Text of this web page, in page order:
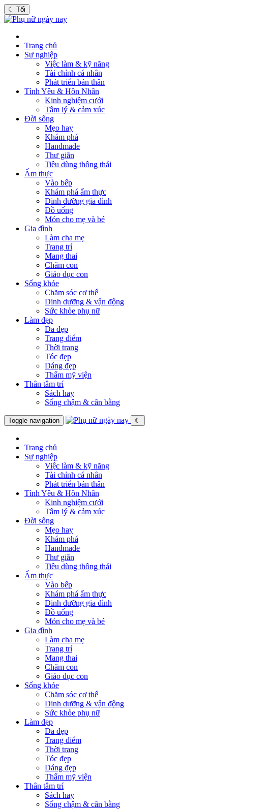
☾ Tối
Trang chủ
Sự nghiệp
Việc làm & kỹ năng
Tài chính cá nhân
Phát triển bản thân
Tình Yêu & Hôn Nhân
Kinh nghiệm cưới
Tâm lý & cảm xúc
Đời sống
Mẹo hay
Khám phá
Handmade
Thư giãn
Tiêu dùng thông thái
Ẩm thực
Vào bếp
Khám phá ẩm thực
Dinh dưỡng gia đình
Đồ uống
Món cho mẹ và bé
Gia đình
Làm cha mẹ
Trang trí
Mang thai
Chăm con
Giáo dục con
Sống khỏe
Chăm sóc cơ thể
Dinh dưỡng & vận động
Sức khỏe phụ nữ
Làm đẹp
Da đẹp
Trang điểm
Thời trang
Tóc đẹp
Dáng đẹp
Thẩm mỹ viện
Thân tâm trí
Sách hay
Sống chậm & cân bằng
Toggle navigation ☾
Trang chủ
Sự nghiệp
Việc làm & kỹ năng
Tài chính cá nhân
Phát triển bản thân
Tình Yêu & Hôn Nhân
Kinh nghiệm cưới
Tâm lý & cảm xúc
Đời sống
Mẹo hay
Khám phá
Handmade
Thư giãn
Tiêu dùng thông thái
Ẩm thực
Vào bếp
Khám phá ẩm thực
Dinh dưỡng gia đình
Đồ uống
Món cho mẹ và bé
Gia đình
Làm cha mẹ
Trang trí
Mang thai
Chăm con
Giáo dục con
Sống khỏe
Chăm sóc cơ thể
Dinh dưỡng & vận động
Sức khỏe phụ nữ
Làm đẹp
Da đẹp
Trang điểm
Thời trang
Tóc đẹp
Dáng đẹp
Thẩm mỹ viện
Thân tâm trí
Sách hay
Sống chậm & cân bằng